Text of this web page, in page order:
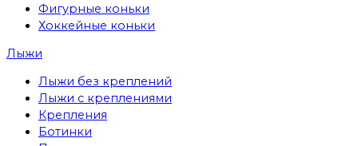
Фигурные коньки
Хоккейные коньки
Лыжи
Лыжи без креплений
Лыжи с креплениями
Крепления
Ботинки